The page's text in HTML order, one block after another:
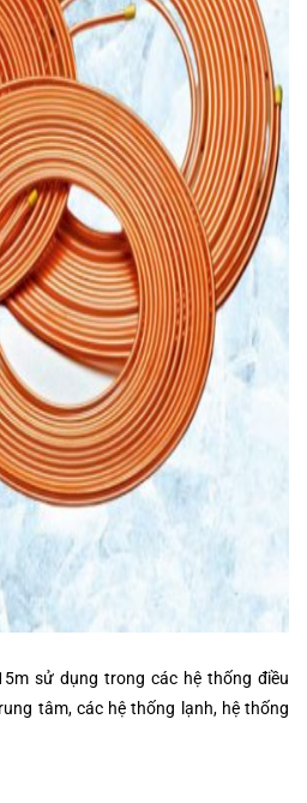
sử dụng trong các hệ thống điều
tâm, các hệ thống lạnh, hệ thống